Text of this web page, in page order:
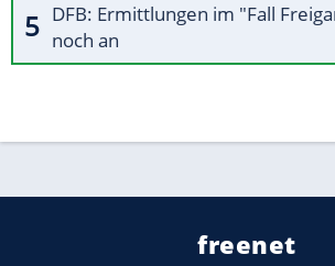
DFB: Ermittlungen im "Fall
noch an
freenet